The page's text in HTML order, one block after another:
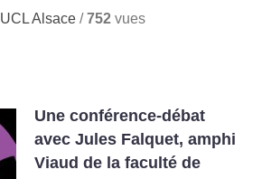
UCL Alsace /752 vues
Une conférence-débat
avec Jules Falquet, amphi
Viaud de la faculté de